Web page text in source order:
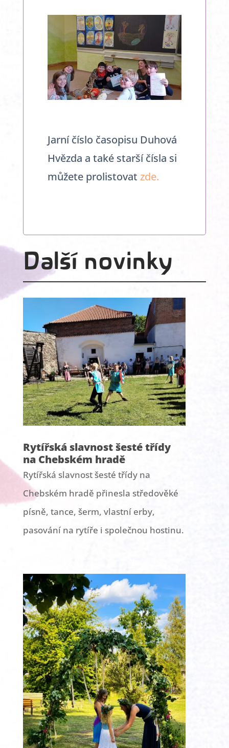
Jarní číslo časopisu Duhová
Hvězda a také starší čísla si
můžete prolistovat zde.
Další novinky
Rytířská slavnost šesté třídy
na Chebském hradě
Rytířská slavnost šesté třídy na
Chebském hradě přinesla středověké
písně, tance, šerm, vlastní erby,
pasování na rytíře i společnou hostinu.